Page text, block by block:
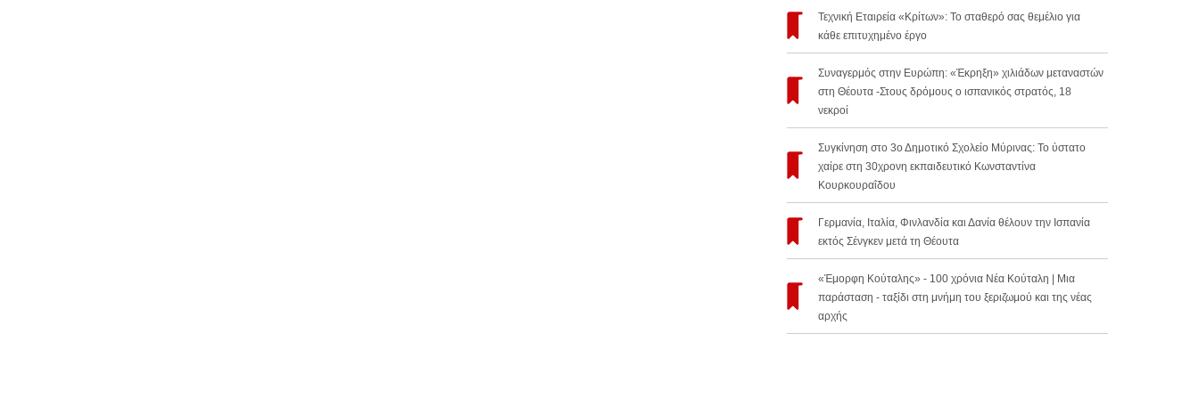
Τεχνική Εταιρεία «Κρίτων»: Το σταθερό σας θεμέλιο για
κάθε επιτυχημένο έργο
Συναγερμός στην Ευρώπη: «Έκρηξη» χιλιάδων μεταναστών
στη Θέουτα -Στους δρόμους ο ισπανικός στρατός, 18
νεκροί
Συγκίνηση στο 3ο Δημοτικό Σχολείο Μύρινας: Το ύστατο
χαίρε στη 30χρονη εκπαιδευτικό Κωνσταντίνα
Κουρκουραΐδου
Γερμανία, Ιταλία, Φινλανδία και Δανία θέλουν την Ισπανία
εκτός Σένγκεν μετά τη Θέουτα
«Έμορφη Κούταλης» - 100 χρόνια Νέα Κούταλη | Μια
παράσταση - ταξίδι στη μνήμη του ξεριζωμού και της νέας
αρχής